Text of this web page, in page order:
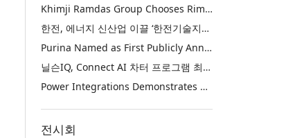
Khimji Ramdas Group Chooses Rimini Street to Reduce SAP Support Costs, Protect 700+ Customizations and Reinvest Savings in Innovation
한전, 에너지 신산업 이끌 ‘한전기술지주’ 공식 출범
Purina Named as First Publicly Announced NIQ ConnectAI Charter Client
닐슨IQ, Connect AI 차터 프로그램 최초 고객사 ‘퓨리나’ 선정
Power Integrations Demonstrates World’s First 2200 V GaN Technology for Next-Era High-Voltage Power Systems
전시회